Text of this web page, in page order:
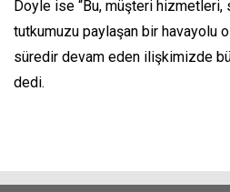
Doyle ise “Bu, müşteri
tutkumuzu paylaşan bir havayolu
süredir devam eden ilişkimizde
dedi.